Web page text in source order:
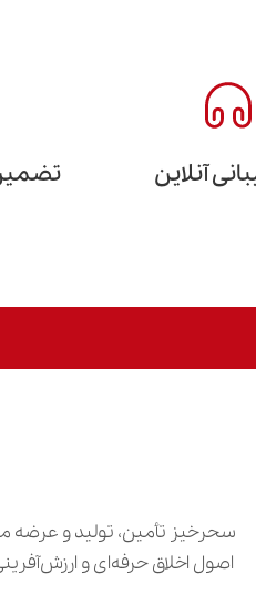
آنلاین
سحرخیز تأمین، تولید و عرضه
اصول اخلاق حرفه‌ای و